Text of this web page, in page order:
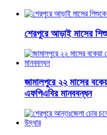
শেরপুরে আড়াই মাসের
জামালপুরে ২২ মাসের
এফপিএবির মানববন্ধন